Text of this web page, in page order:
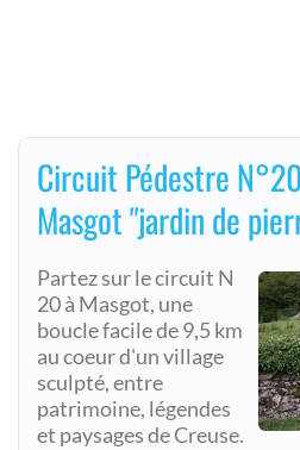
Circuit Pédestre
Masgot "jardin de
Partez sur le circuit N
20 à Masgot, une
boucle facile de 9,5 km
au coeur d'un village
sculpté, entre
patrimoine, légendes
et paysages de Creuse.